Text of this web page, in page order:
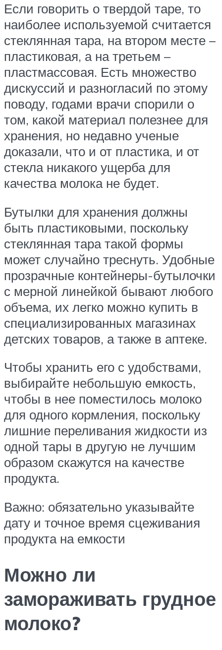
Если говорить о твердой таре, то
наиболее используемой считается
стеклянная тара, на втором месте –
пластиковая, а на третьем –
пластмассовая. Есть множество
дискуссий и разногласий по этому
поводу, годами врачи спорили о
том, какой материал полезнее для
хранения, но недавно ученые
доказали, что и от пластика, и от
стекла никакого ущерба для
качества молока не будет.
Бутылки для хранения должны
быть пластиковыми, поскольку
стеклянная тара такой формы
может случайно треснуть. Удобные
прозрачные контейнеры-бутылочки
с мерной линейкой бывают любого
объема, их легко можно купить в
специализированных магазинах
детских товаров, а также в аптеке.
Чтобы хранить его с удобствами,
выбирайте небольшую емкость,
чтобы в нее поместилось молоко
для одного кормления, поскольку
лишние переливания жидкости из
одной тары в другую не лучшим
образом скажутся на качестве
продукта.
Важно: обязательно указывайте
дату и точное время сцеживания
продукта на емкости
Можно ли
замораживать грудное
молоко?